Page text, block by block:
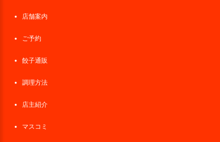
店舗案内
ご予約
餃子通販
調理方法
店主紹介
マスコミ